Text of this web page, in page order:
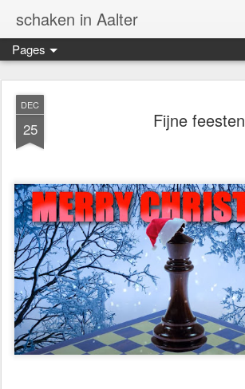
schaken in Aalter
Pages
DEC
25 Fijne feesten